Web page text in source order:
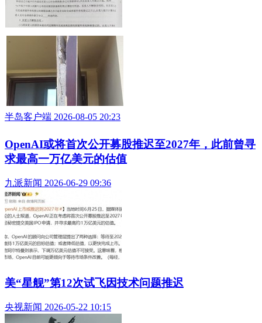
半岛客户端 2026-08-05 20:23
OpenAI或将首次公开募股推迟至2027年，此前曾寻
求最高一万亿美元的估值
九派新闻 2026-06-29 09:36
美“星舰”第12次试飞因技术问题推迟
央视新闻 2026-05-22 10:15